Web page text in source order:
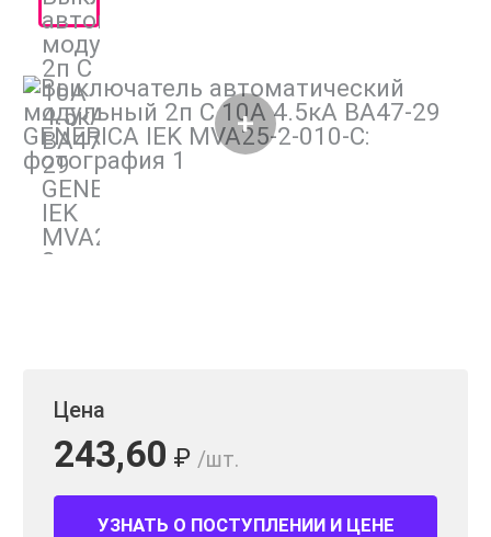
Цена
243,60 ₽ /шт.
УЗНАТЬ О ПОСТУПЛЕНИИ И ЦЕНЕ